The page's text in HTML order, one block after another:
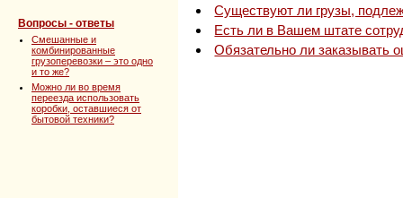
Вопросы - ответы
Смешанные и
комбинированные
грузоперевозки – это одно
и то же?
Можно ли во время
переезда использовать
коробки, оставшиеся от
бытовой техники?
Существуют ли грузы,
Есть ли в Вашем штате
Обязательно ли заказывать